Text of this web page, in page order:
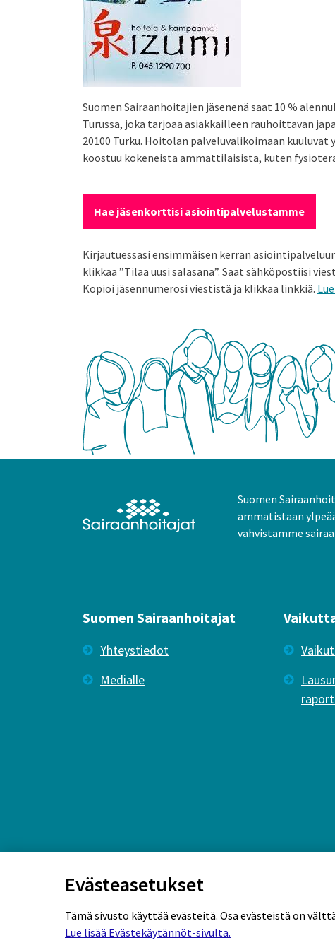
Suomen Sairaanhoitajien jäsenenä saat 10 %
Turussa, joka tarjoaa asiakkailleen rauhoittavan
20100 Turku. Hoitolan palveluvalikoimaan
koostuu kokeneista ammattilaisista, kuten
Hae jäsenkorttisi asiointipalvelustamme
Kirjautuessasi ensimmäisen kerran
klikkaa ”Tilaa uusi salasana”. Saat sähköpostiisi
Kopioi jäsennumerosi viestistä ja klikkaa linkkiä.
Suomen
ammatistaan
vahvistamme
Suomen Sairaanhoitajat
Yhteystiedot
Medialle
Rekisteriseloste Tietosuojaseloste
Evästeasetukset
Tämä sivusto käyttää evästeitä. Osa evästeistä on
Lue lisää Evästekäytännöt-sivulta.